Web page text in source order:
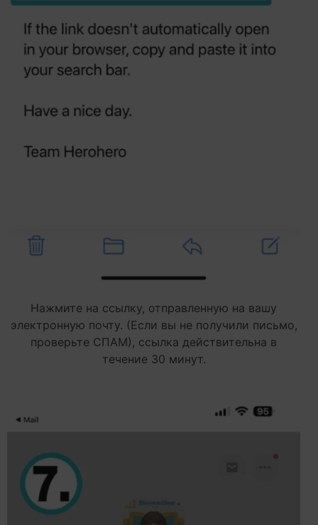
Нажмите на ссылку, отправленную на вашу
электронную почту. (Если вы не получили письмо,
проверьте СПАМ), ссылка действительна в
течение 30 минут.